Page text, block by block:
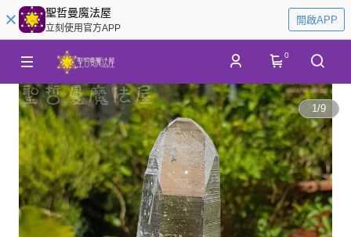
聖哲曼魔法屋
立刻使用官方APP
開啟APP
0
1/9